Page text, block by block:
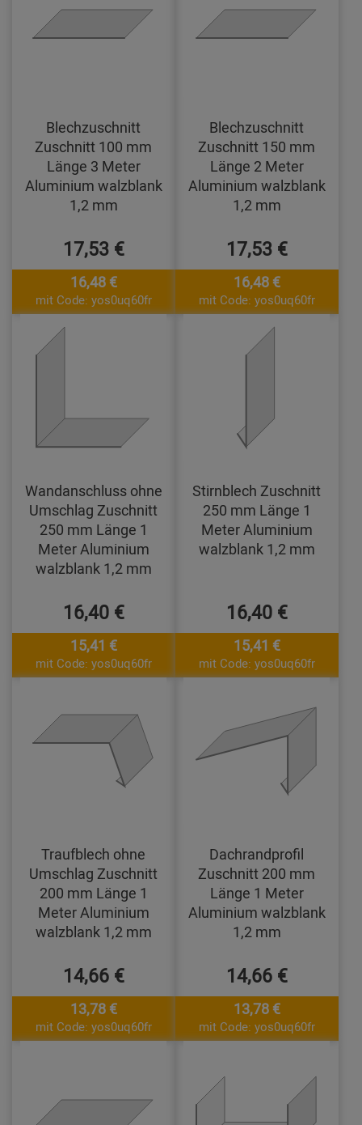
Blechzuschnitt
Zuschnitt 100 mm
Länge 3 Meter
Aluminium walzblank
1,2 mm
17,53 €
16,48 €
mit Code: yos0uq60fr
Blechzuschnitt
Zuschnitt 150 mm
Länge 2 Meter
Aluminium walzblank
1,2 mm
17,53 €
16,48 €
mit Code: yos0uq60fr
Wandanschluss ohne
Umschlag Zuschnitt
250 mm Länge 1
Meter Aluminium
walzblank 1,2 mm
16,40 €
15,41 €
mit Code: yos0uq60fr
Stirnblech Zuschnitt
250 mm Länge 1
Meter Aluminium
walzblank 1,2 mm
16,40 €
15,41 €
mit Code: yos0uq60fr
Traufblech ohne
Umschlag Zuschnitt
200 mm Länge 1
Meter Aluminium
walzblank 1,2 mm
14,66 €
13,78 €
mit Code: yos0uq60fr
Dachrandprofil
Zuschnitt 200 mm
Länge 1 Meter
Aluminium walzblank
1,2 mm
14,66 €
13,78 €
mit Code: yos0uq60fr